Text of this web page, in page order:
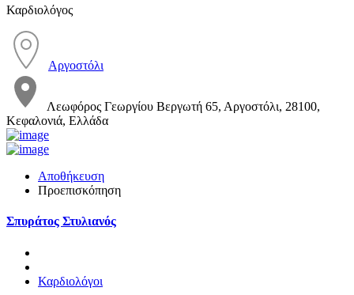
Καρδιολόγος
Αργοστόλι
Λεωφόρος Γεωργίου Βεργωτή 65, Αργοστόλι, 28100,
Κεφαλονιά, Ελλάδα
Αποθήκευση
Προεπισκόπηση
Σπυράτος Στυλιανός
Καρδιολόγοι